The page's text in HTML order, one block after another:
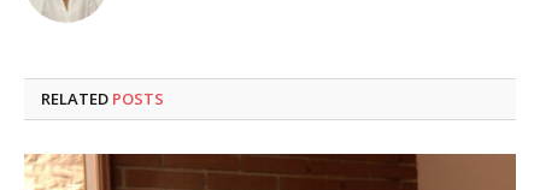
RELATED POSTS